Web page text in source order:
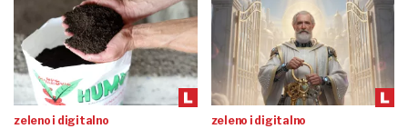
zeleno i digitalno zeleno i digitalno